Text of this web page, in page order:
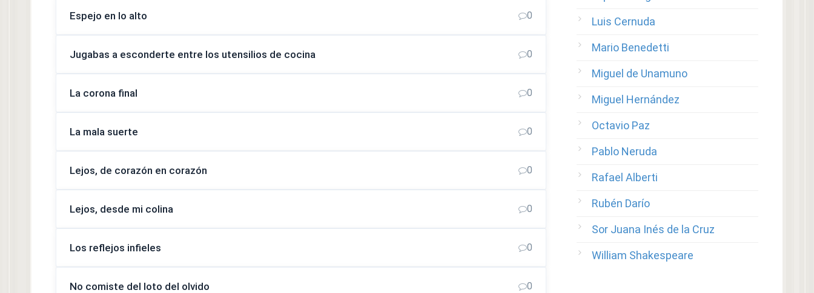
Espejo en lo alto 0
Jugabas a esconderte entre los utensilios de cocina 0
La corona final 0
La mala suerte 0
Lejos, de corazón en corazón 0
Lejos, desde mi colina 0
Los reflejos infieles 0
No comiste del loto del olvido 0
Luis Cernuda
Mario Benedetti
Miguel de Unamuno
Miguel Hernández
Octavio Paz
Pablo Neruda
Rafael Alberti
Rubén Darío
Sor Juana Inés de la Cruz
William Shakespeare